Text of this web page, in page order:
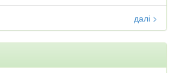
далі >